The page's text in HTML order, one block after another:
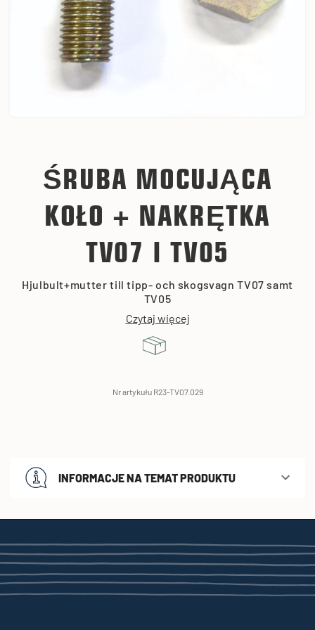
ŚRUBA MOCUJĄCA
KOŁO + NAKRĘTKA
TV07 I TV05
Hjulbult+mutter till tipp- och skogsvagn TV07 samt
TV05
Czytaj więcej
Nr artykułu R23-TV07.029
INFORMACJE NA TEMAT PRODUKTU